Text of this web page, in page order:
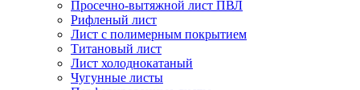
Просечно-вытяжной лист ПВЛ
Рифленый лист
Лист с полимерным покрытием
Титановый лист
Лист холоднокатаный
Чугунные листы